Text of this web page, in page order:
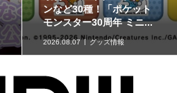
ンなど30種！「ポケット
モンスター30周年 ミニ...
2026.08.07 グッズ情報